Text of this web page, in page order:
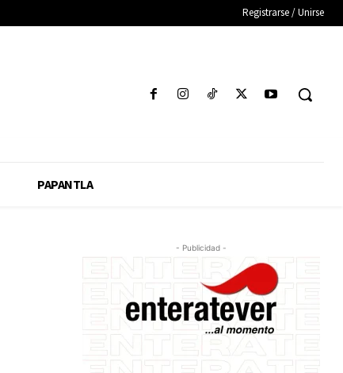
Registrarse / Unirse
PAPANTLA
- Publicidad -